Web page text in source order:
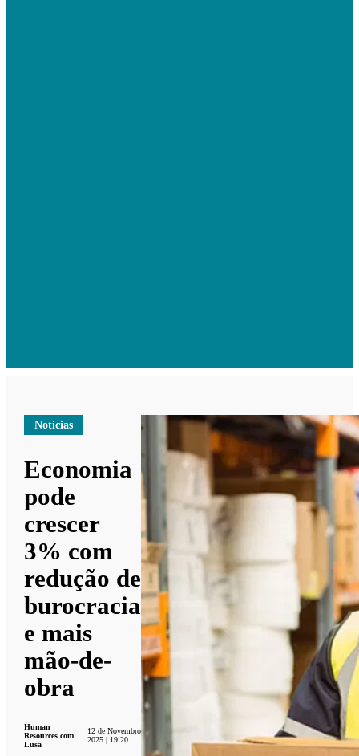
Notícias
Economia
pode
crescer
3% com
redução de
burocracia
e mais
mão-de-
obra
Human
Resources com
Lusa
12 de Novembro
2025 | 19:20